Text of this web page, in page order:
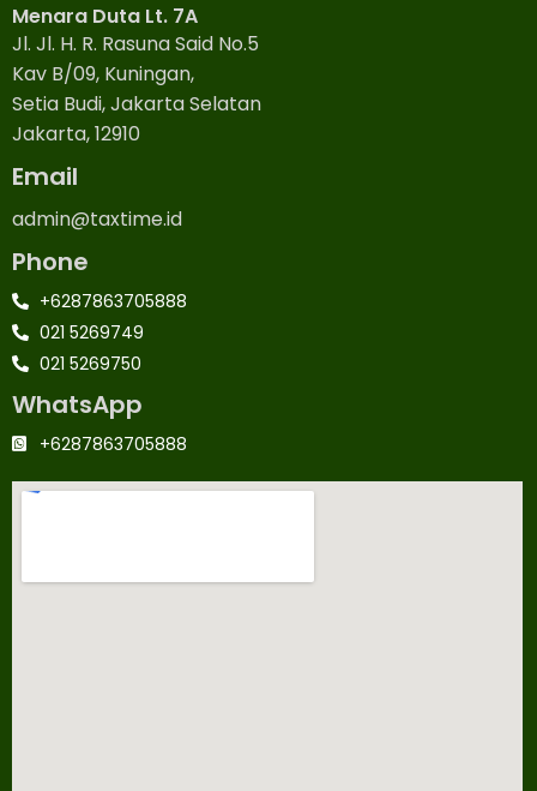
Menara Duta Lt. 7A
Jl. Jl. H. R. Rasuna Said No.5
Kav B/09, Kuningan,
Setia Budi, Jakarta Selatan
Jakarta, 12910
Email
admin@taxtime.id
Phone
+6287863705888
021 5269749
021 5269750
WhatsApp
+6287863705888